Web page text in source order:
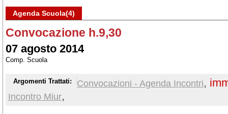
Agenda Scuola(4)
Convocazione h.9,30
07 agosto 2014
Comp. Scuola
Argomenti Trattati: Convocazioni - Agenda Incontri,
Incontro Miur,